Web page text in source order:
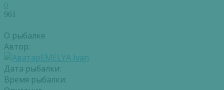
0
961
О рыбалке
Автор:
EMELYA Ivan
Дата рыбалки:
Время рыбалки: